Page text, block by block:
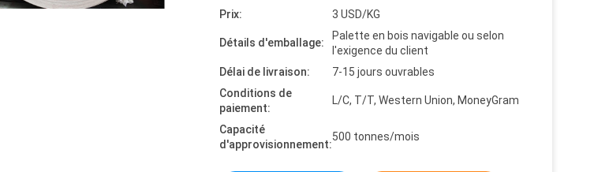
Prix: 3 USD/KG
Détails d'emballage:
Palette en bois navigable ou selon
l'exigence du client
Délai de livraison:
7-15 jours ouvrables
Conditions de
paiement:
L/C, T/T, Western Union, MoneyGram
Capacité
d'approvisionnement:
500 tonnes/mois